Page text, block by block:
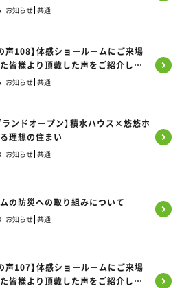
お知らせ 共通
声108】体感ショールームにご来場
皆様より頂戴した声をご紹介しま
お知らせ 共通
ランドオープン】積水ハウス×悠悠ホ
理想の住まい
お知らせ 共通
の防災への取り組みについて
お知らせ 共通
声107】体感ショールームにご来場
皆様より頂戴した声をご紹介しま